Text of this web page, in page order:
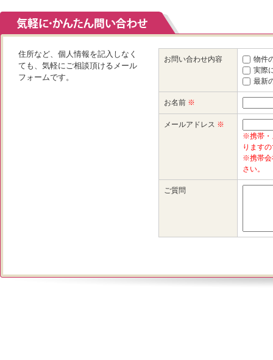
住所など、個人情報を記入しなく
ても、気軽にご相談頂けるメール
フォームです。
お問い合わせ内容
物件
実際
最新
お名前 ※
メールアドレス ※
※携帯・
ります
※携帯会
さい。
ご質問